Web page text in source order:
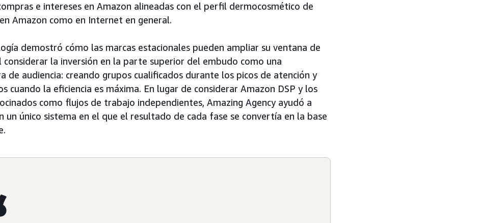
e intereses en Amazon alineadas con el perfil dermocosmético de
Amazon como en Internet en general.
demostró cómo las marcas estacionales pueden ampliar su ventana de
considerar la inversión en la parte superior del embudo como una
de audiencia: creando grupos cualificados durante los picos de atención y
cuando la eficiencia es máxima. En lugar de considerar Amazon DSP y los
como flujos de trabajo independientes, Amazing Agency ayudó a
un único sistema en el que el resultado de cada fase se convertía en la base